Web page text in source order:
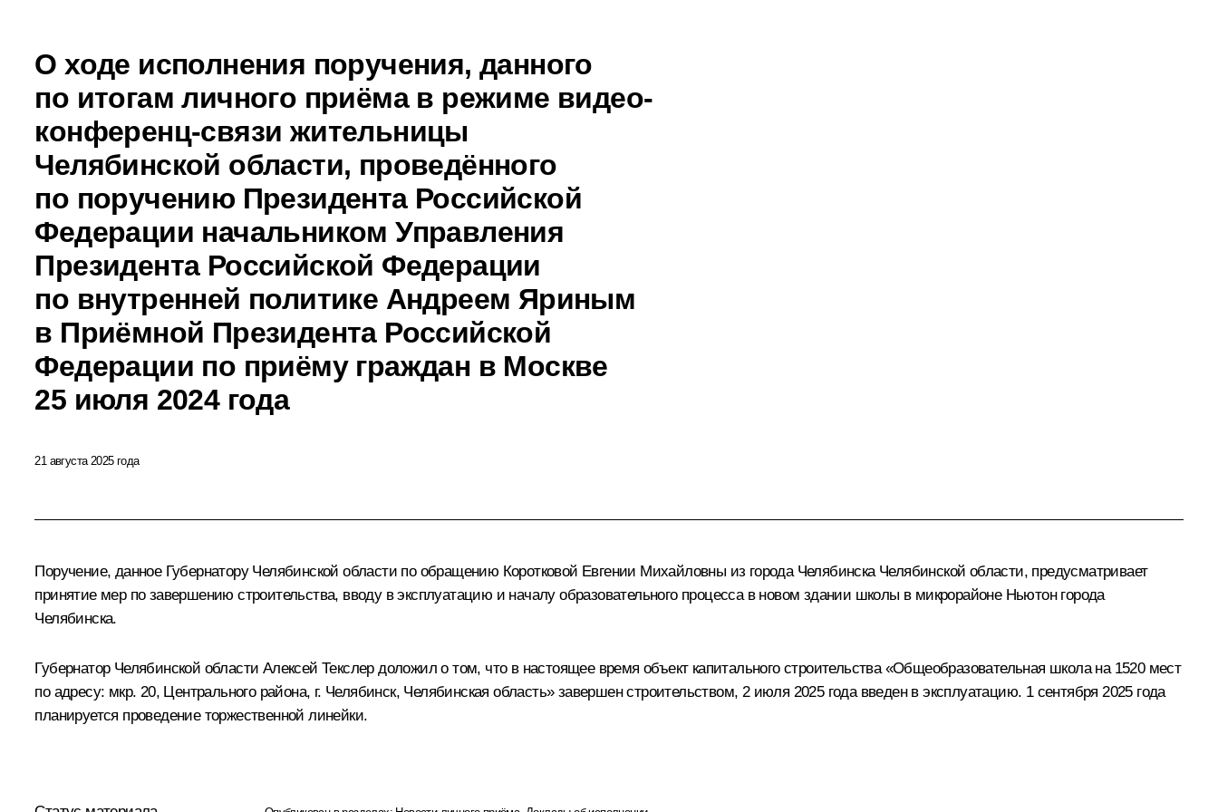
О ходе исполнения поручения, данного
по итогам личного приёма в режиме видео-
конференц-связи жительницы
Челябинской области, проведённого
по поручению Президента Российской
Федерации начальником Управления
Президента Российской Федерации
по внутренней политике Андреем Яриным
в Приёмной Президента Российской
Федерации по приёму граждан в Москве
25 июля 2024 года
21 августа 2025 года
Поручение, данное Губернатору Челябинской области по обращению Коротковой Евгении Михайловны из города Челябинска Челябинской области, предусматривает
принятие мер по завершению строительства, вводу в эксплуатацию и началу образовательного процесса в новом здании школы в микрорайоне Ньютон города
Челябинска.
Губернатор Челябинской области Алексей Текслер доложил о том, что в настоящее время объект капитального строительства «Общеобразовательная школа на 1520 мест
по адресу: мкр. 20, Центрального района, г. Челябинск, Челябинская область» завершен строительством, 2 июля 2025 года введен в эксплуатацию. 1 сентября 2025 года
планируется проведение торжественной линейки.